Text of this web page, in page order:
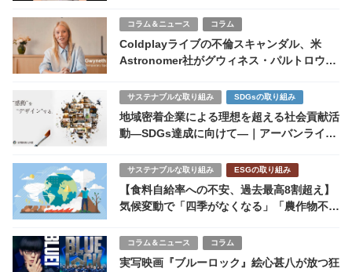
コラム＆ニュース コラム
Coldplayライブの不倫スキャンダル、米
Astronomer社がグウィネス・パルトロウ起
サステナブルな取り組み SDGsの取り組み
地域密着企業による理想を超える社会貢献活
動―SDGs達成に向けて―｜アーバンライク
サステナブルな取り組み ESGの取り組み
【食料自給率への不安、過去最高8割超え】
気候変動で「四季がなくなる」「農作物不
コラム＆ニュース コラム
実写映画『ブルーロック』絵心甚八が放つ狂